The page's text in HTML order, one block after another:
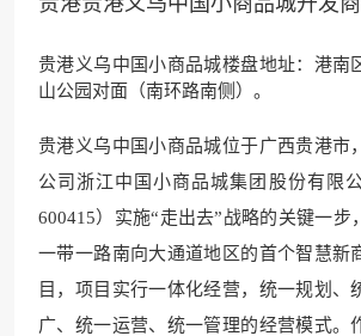
贵港义乌中国小商品城楼盘地址：港南
山公园对面（南环路南侧）。
贵港义乌中国小商品城位于广西贵港市
公司浙江中国小商品城集团股份有限
600415）实施“走出去”战略的关键一步
一带一路南向大通道地区的首个智慧新
目，项目实行一体化经营，统一规划、
广、统一运营、统一管理的经营模式。